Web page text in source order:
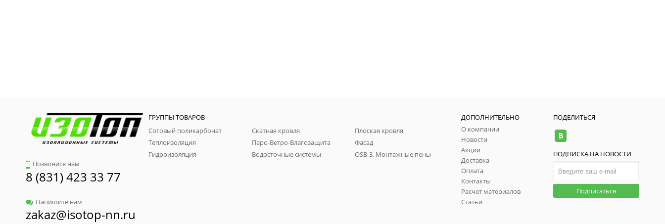
Позвоните нам
8 (831) 423 33 77
Напишите нам
zakaz@isotop-nn.ru
ГРУППЫ ТОВАРОВ
Сотовый поликарбонат
Скатная кровля
Плоская кровля
Теплоизоляция
Паро-Ветро-Влагозащита
Фасад
Гидроизоляция
Водосточные системы OSB-3, Монтажные пены
ДОПОЛНИТЕЛЬНО
О компании
Новости
Акции
Доставка
Оплата
Контакты
Расчет материалов
Статьи
ПОДЕЛИТЬСЯ
ПОДПИСКА НА НОВОСТИ
Подписаться